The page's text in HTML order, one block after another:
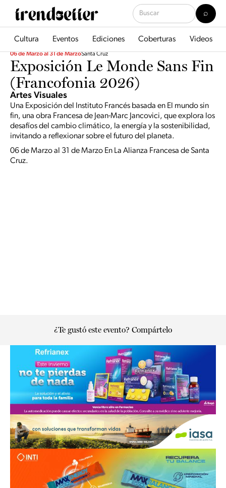
Cultura Eventos Ediciones Coberturas Videos
06 de Marzo al 31 de MarzoSanta Cruz
Exposición Le Monde Sans Fin
(Francofonia 2026)
Artes Visuales
Una Exposición del Instituto Francés basada en El mundo sin
fin, una obra Francesa de Jean-Marc Jancovici, que explora los
desafíos del cambio climático, la energía y la sostenibilidad,
invitando a reflexionar sobre el futuro del planeta.
06 de Marzo al 31 de Marzo En La Alianza Francesa de Santa
Cruz.
¿Te gustó este evento? Compártelo